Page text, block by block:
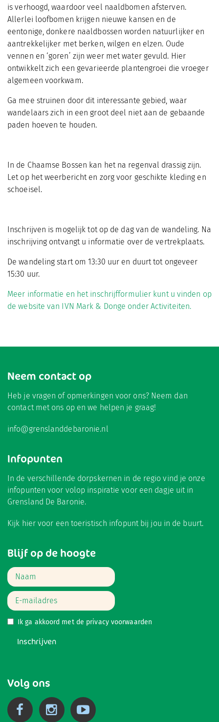
is verhoogd, waardoor veel naaldbomen afsterven.
Allerlei loofbomen krijgen nieuwe kansen en de
eentonige, donkere naaldbossen worden natuurlijker en
aantrekkelijker met berken, wilgen en elzen. Oude
vennen en ‘goren’ zijn weer met water gevuld. Hier
ontwikkelt zich een gevarieerde plantengroei die vroeger
algemeen voorkwam.
Ga mee struinen door dit interessante gebied, waar
wandelaars zich in een groot deel niet aan de gebaande
paden hoeven te houden.
In de Chaamse Bossen kan het na regenval drassig zijn.
Let op het weerbericht en zorg voor geschikte kleding en
schoeisel.
Inschrijven is mogelijk tot op de dag van de wandeling. Na
inschrijving ontvangt u informatie over de vertrekplaats.
De wandeling start om 13:30 uur en duurt tot ongeveer
15:30 uur.
Meer informatie en het inschrijfformulier kunt u vinden op
de website van IVN Mark & Donge onder Activiteiten.
Neem contact op
Heb je vragen of opmerkingen voor ons? Neem dan
contact met ons op en we helpen je graag!
info@grenslanddebaronie.nl
Infopunten
In de verschillende dorpskernen in de regio vind je onze
infopunten voor volop inspiratie voor een dagje uit in
Grensland De Baronie.
Kijk hiervoor een toeristisch infopunt bij jou in de buurt.
Blijf op de hoogte
Ik ga akkoord met de privacy voorwaarden
Inschrijven
Volg ons